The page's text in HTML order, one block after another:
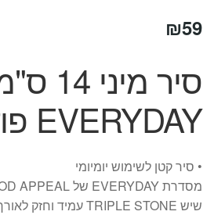
₪59
סיר מיני
EVERYDAY פוד אפיל
• סיר קטן לשימוש יומיומי
מסדרתEVERYDAY שלAPPEAL
שיש
TRIPLE STONE
עמיד וחזק